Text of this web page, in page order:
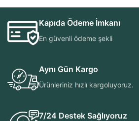
Kapıda Ödeme İmkanı
En güvenli ödeme şekli
Aynı Gün Kargo
Ürünleriniz hızlı kargoluyoruz.
7/24 Destek Sağlıyoruz